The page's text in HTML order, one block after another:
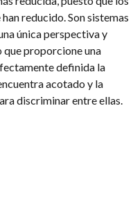
reducido. Son sistemas
única perspectiva y
que proporcione una
definida la
acotado y la
discriminar entre ellas.